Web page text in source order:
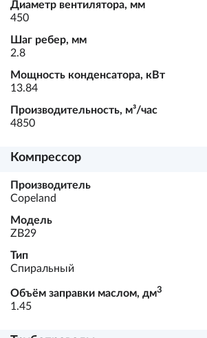
Диаметр вентилятора, мм
450
Шаг ребер, мм
2.8
Мощность конденсатора, кВт
13.84
Производительность, м³/час
4850
Компрессор
Производитель
Copeland
Модель
ZB29
Тип
Спиральный
Объём заправки маслом, дм3
1.45